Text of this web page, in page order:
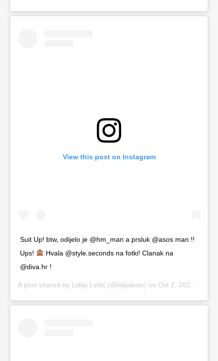
View this post on Instagram
Suit Up! btw, odijelo je @hm_man a prsluk @asos man !!
Ups!
Hvala @style.seconds na fotki! Clanak na
@diva.hr !
A post shared by Lidija Lešić (@lidijalesic) on Oct 2, 2020 at 4:50am PDT